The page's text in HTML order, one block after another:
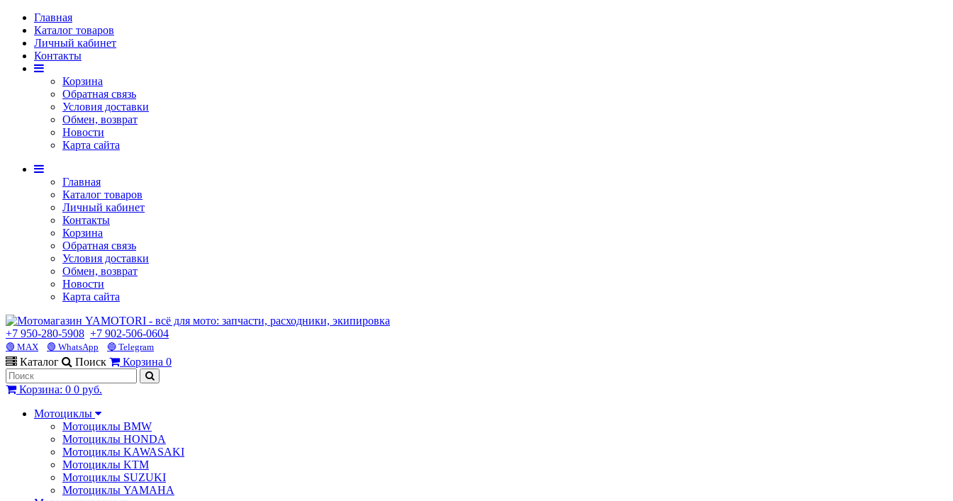
Главная
Каталог товаров
Личный кабинет
Контакты
Корзина
Обратная связь
Условия доставки
Обмен, возврат
Новости
Карта сайта
Главная
Каталог товаров
Личный кабинет
Контакты
Корзина
Обратная связь
Условия доставки
Обмен, возврат
Новости
Карта сайта
+7 950-280-5908 +7 902-506-0604
🟢 MAX 🟢 WhatsApp 🔵 Telegram
Каталог Поиск Корзина 0
Корзина: 0 0 руб.
Мотоциклы
Мотоциклы BMW
Мотоциклы HONDA
Мотоциклы KAWASAKI
Мотоциклы KTM
Мотоциклы SUZUKI
Мотоциклы YAMAHA